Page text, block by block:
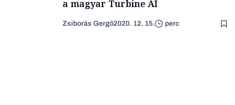
a magyar Turbine AI
Zsiborás Gergő2020. 12. 15. perc